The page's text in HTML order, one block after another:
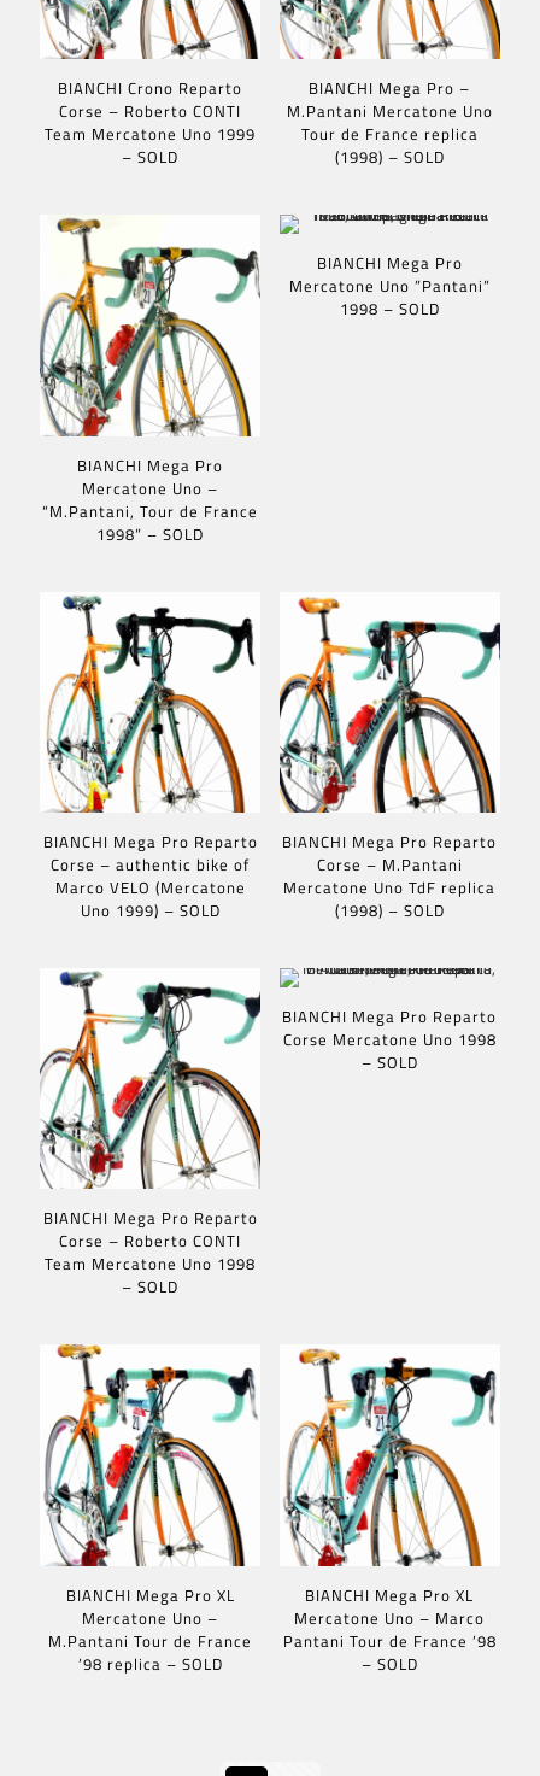
BIANCHI Crono Reparto
Corse – Roberto CONTI
Team Mercatone Uno 1999
– SOLD
BIANCHI Mega Pro –
M.Pantani Mercatone Uno
Tour de France replica
(1998) – SOLD
BIANCHI Mega Pro
Mercatone Uno –
“M.Pantani, Tour de France
1998” – SOLD
BIANCHI Mega Pro
Mercatone Uno ”Pantani”
1998 – SOLD
BIANCHI Mega Pro Reparto
Corse – authentic bike of
Marco VELO (Mercatone
Uno 1999) – SOLD
BIANCHI Mega Pro Reparto
Corse – M.Pantani
Mercatone Uno TdF replica
(1998) – SOLD
BIANCHI Mega Pro Reparto
Corse – Roberto CONTI
Team Mercatone Uno 1998
– SOLD
BIANCHI Mega Pro Reparto
Corse Mercatone Uno 1998
– SOLD
BIANCHI Mega Pro XL
Mercatone Uno –
M.Pantani Tour de France
’98 replica – SOLD
BIANCHI Mega Pro XL
Mercatone Uno – Marco
Pantani Tour de France ’98
– SOLD